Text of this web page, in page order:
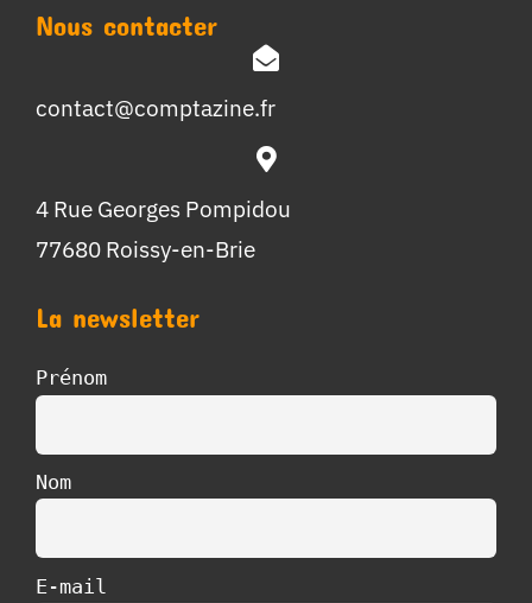
Nous contacter
contact@comptazine.fr
4 Rue Georges Pompidou
77680 Roissy-en-Brie
La newsletter
Prénom
Nom
E-mail